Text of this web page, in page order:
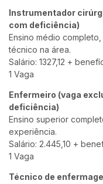
Instrumentador
com deficiência)
Ensino médio
técnico na área.
Salário: 1327,12 +
1 Vaga
Enfermeiro (vaga
deficiência)
Ensino superior
experiência.
Salário: 2.445,10 +
1 Vaga
Técnico de